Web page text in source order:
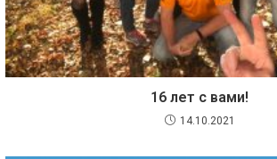
16 лет с вами!
14.10.2021